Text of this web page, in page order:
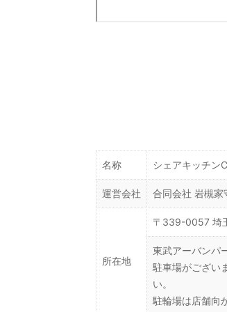
名称 シェアキッチン
運営会社 合同会社 岩槻家
所在地
〒339-0057 埼
東武アーバンパ
駐車場がござい
い。
駐輪場は店舗向